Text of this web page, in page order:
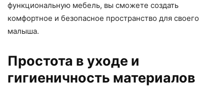
функциональную мебель, вы сможете создать
комфортное и безопасное пространство для своего
малыша.
Простота в уходе и
гигиеничность материалов